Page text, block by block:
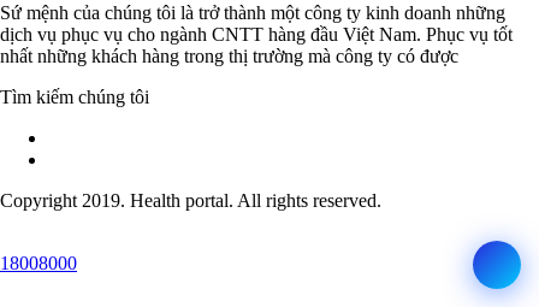
Sứ mệnh của chúng tôi là trở thành một công ty kinh doanh những
dịch vụ phục vụ cho ngành CNTT hàng đầu Việt Nam. Phục vụ tốt
nhất những khách hàng trong thị trường mà công ty có được
Tìm kiếm chúng tôi
Copyright 2019. Health portal. All rights reserved.
18008000